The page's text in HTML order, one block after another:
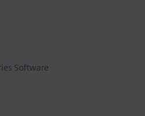
Software